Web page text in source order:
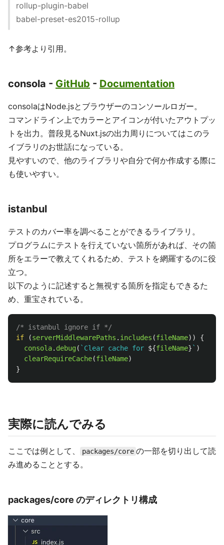
rollup-plugin-babel
babel-preset-es2015-rollup
↑参考より引用。
consola - GitHub - Documentation
consolaはNode.jsとブラウザーのコンソールロガー。
コマンドライン上でカラーとアイコンが付いたアウトプッ
トを出力。普段見るNuxt.jsの出力周りについてはこのラ
イブラリのお世話になっている。
見やすいので、他のライブラリや自分で何か作成する際に
も使いやすい。
istanbul
テストのカバー率を調べることができるライブラリ。
プログラムにテストを行えていない箇所があれば、その箇
所をエラーで教えてくれるため、テストを網羅するのに役
立つ。
以下のように記述すると無視する箇所を指定もできるた
め、重宝されている。
/* istanbul ignore if */
if
(serverMiddlewarePaths . includes (fileName)) {
consola. debug( `Clear cache for ${fileName} ` )
clearRequireCache(fileName)
}
実際に読んでみる
ここでは例として、 packages/core の一部を切り出して読
み進めることとする。
packages/core のディレクトリ構成